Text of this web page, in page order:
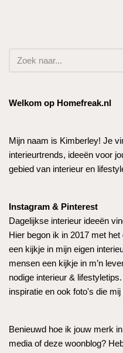
Welkom op Homefreak.nl
Mijn naam is Kimberley! Je
interieurtrends, ideeën voor
gebied van interieur en
Instagram & Pinterest
Dagelijkse interieur ideeën
Hier begon ik in 2017 met
een kijkje in mijn eigen
mensen een kijkje in m’n
nodige interieur &
inspiratie en ook foto's die mij
Benieuwd hoe ik jouw merk
media of deze woonblog?